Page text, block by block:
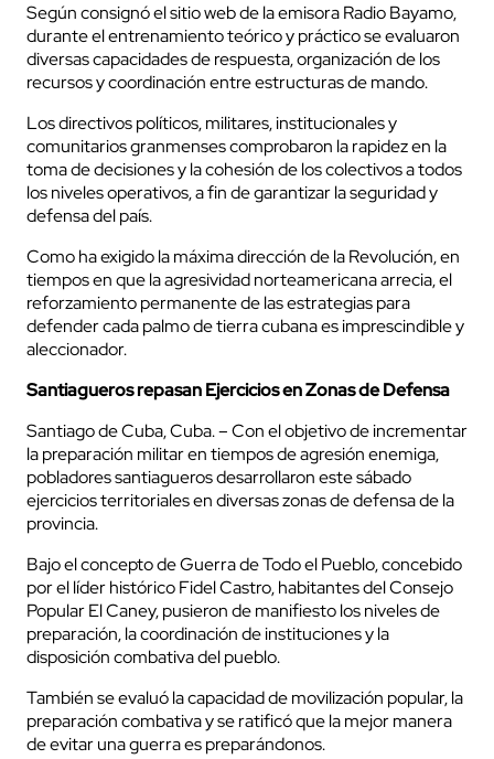
Según consignó el sitio web de la emisora Radio Bayamo,
durante el entrenamiento teórico y práctico se evaluaron
diversas capacidades de respuesta, organización de los
recursos y coordinación entre estructuras de mando.
Los directivos políticos, militares, institucionales y
comunitarios granmenses comprobaron la rapidez en la
toma de decisiones y la cohesión de los colectivos a todos
los niveles operativos, a fin de garantizar la seguridad y
defensa del país.
Como ha exigido la máxima dirección de la Revolución, en
tiempos en que la agresividad norteamericana arrecia, el
reforzamiento permanente de las estrategias para
defender cada palmo de tierra cubana es imprescindible y
aleccionador.
Santiagueros repasan Ejercicios en Zonas de Defensa
Santiago de Cuba, Cuba. – Con el objetivo de incrementar
la preparación militar en tiempos de agresión enemiga,
pobladores santiagueros desarrollaron este sábado
ejercicios territoriales en diversas zonas de defensa de la
provincia.
Bajo el concepto de Guerra de Todo el Pueblo, concebido
por el líder histórico Fidel Castro, habitantes del Consejo
Popular El Caney, pusieron de manifiesto los niveles de
preparación, la coordinación de instituciones y la
disposición combativa del pueblo.
También se evaluó la capacidad de movilización popular, la
preparación combativa y se ratificó que la mejor manera
de evitar una guerra es preparándonos.